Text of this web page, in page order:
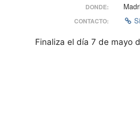
DONDE:
CONTACTO:
Finaliza el día 7 de mayo